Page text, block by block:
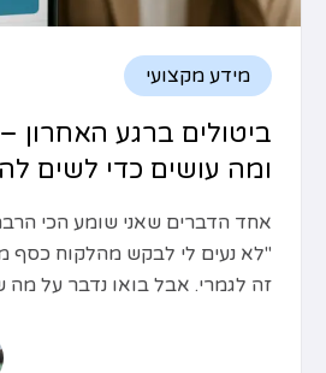
מידע מקצועי
ביטולים ברגע האחרון
ומה עושים כדי לשים
אחד הדברים שאני שומע הכי
"לא נעים לי לבקש מהלקוח כסף
זה לגמרי. אבל בואו נדבר על